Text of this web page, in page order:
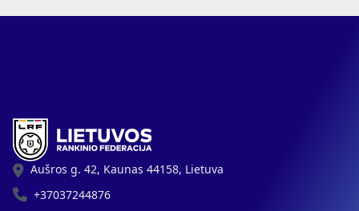
Aušros g. 42, Kaunas 44158, Lietuva
+37037244876